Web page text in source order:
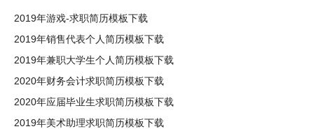
2019年游戏-求职简历模板下载
2019年销售代表个人简历模板下载
2019年兼职大学生个人简历模板下载
2020年财务会计求职简历模板下载
2020年应届毕业生求职简历模板下载
2019年美术助理求职简历模板下载